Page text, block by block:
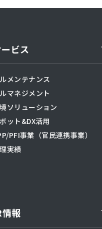
ビス
メンテナンス
マネジメント
ソリューション
ット&DX活用
PFI事業（官民連携事業）
実績
情報